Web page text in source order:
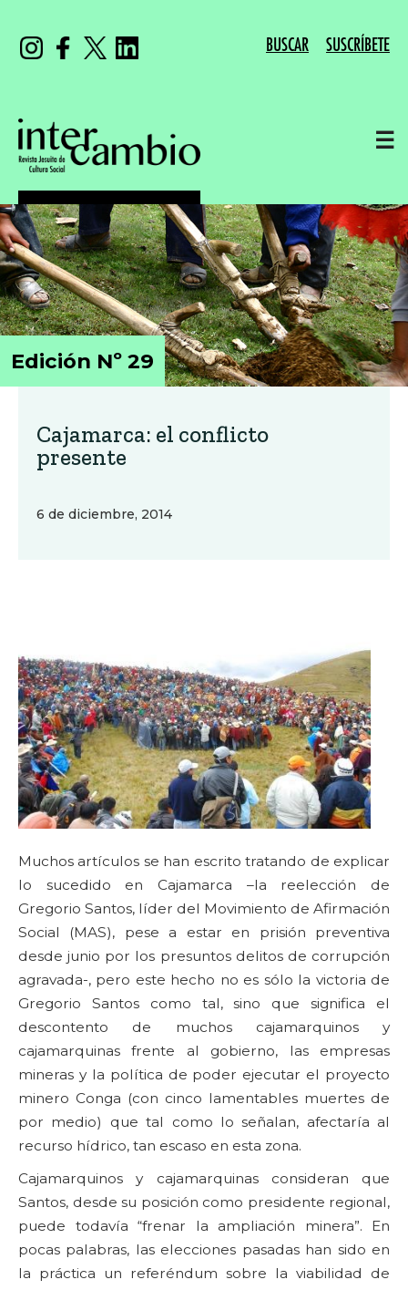
BUSCAR SUSCRÍBETE
☰
Edición Nº 29
Cajamarca: el conflicto
presente
6 de diciembre, 2014
Muchos artículos se han escrito tratando de explicar
lo sucedido en Cajamarca –la reelección de
Gregorio Santos, líder del Movimiento de Afirmación
Social (MAS), pese a estar en prisión preventiva
desde junio por los presuntos delitos de corrupción
agravada-, pero este hecho no es sólo la victoria de
Gregorio Santos como tal, sino que significa el
descontento de muchos cajamarquinos y
cajamarquinas frente al gobierno, las empresas
mineras y la política de poder ejecutar el proyecto
minero Conga (con cinco lamentables muertes de
por medio) que tal como lo señalan, afectaría al
recurso hídrico, tan escaso en esta zona.
Cajamarquinos y cajamarquinas consideran que
Santos, desde su posición como presidente regional,
puede todavía “frenar la ampliación minera”. En
pocas palabras, las elecciones pasadas han sido en
la práctica un referéndum sobre la viabilidad de